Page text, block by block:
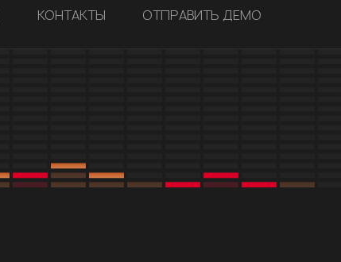
КОНТАКТЫ
ОТПРАВИТЬ ДЕМО